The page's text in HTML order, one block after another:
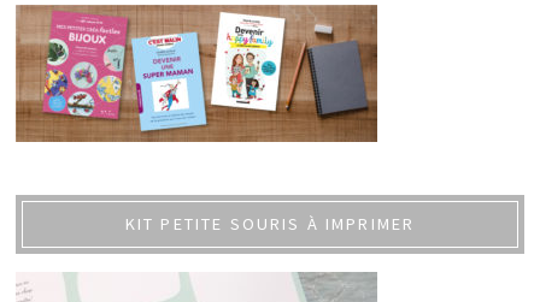
KIT PETITE SOURIS À IMPRIMER